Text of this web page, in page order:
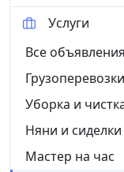
Услуги
Все
Грузоперевозки
Уборка и
Няни и сиделки
Мастер на час